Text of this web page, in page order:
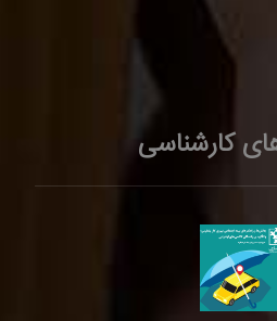
کارشناسی